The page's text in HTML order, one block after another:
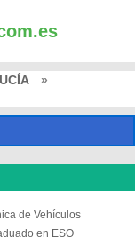
»
de Vehículos
en ESO